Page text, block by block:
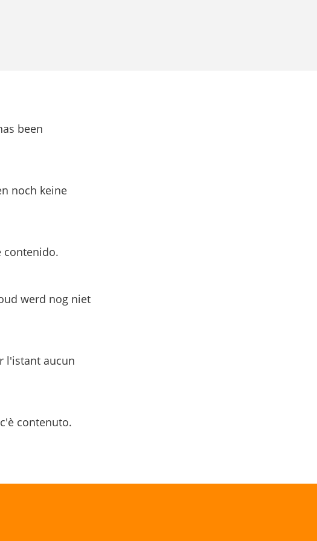
been
noch keine
contenido.
werd nog niet
l'istant aucun
contenuto.